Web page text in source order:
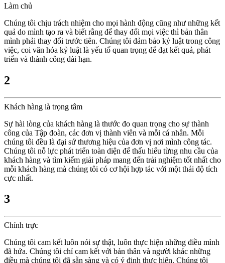
Làm chủ
Chúng tôi chịu trách nhiệm cho mọi hành động cũng như những kết
quả do mình tạo ra và biết rằng để thay đổi mọi việc thì bản thân
mình phải thay đổi trước tiên. Chúng tôi đảm bảo kỷ luật trong công
việc, coi văn hóa kỷ luật là yếu tố quan trọng để đạt kết quả, phát
triển và thành công dài hạn.
2
Khách hàng là trọng tâm
Sự hài lòng của khách hàng là thước đo quan trọng cho sự thành
công của Tập đoàn, các đơn vị thành viên và mỗi cá nhân. Mỗi
chúng tôi đều là đại sứ thương hiệu của đơn vị nơi mình công tác.
Chúng tôi nỗ lực phát triển toàn diện để thấu hiểu từng nhu cầu của
khách hàng và tìm kiếm giải pháp mang đến trải nghiệm tốt nhất cho
mỗi khách hàng mà chúng tôi có cơ hội hợp tác với một thái độ tích
cực nhất.
3
Chính trực
Chúng tôi cam kết luôn nói sự thật, luôn thực hiện những điều mình
đã hứa. Chúng tôi chỉ cam kết với bản thân và người khác những
điều mà chúng tôi đã sẵn sàng và có ý định thực hiện. Chúng tôi